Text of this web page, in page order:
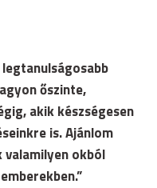
őszinte,
akik készségesen
is. Ajánlom
okból